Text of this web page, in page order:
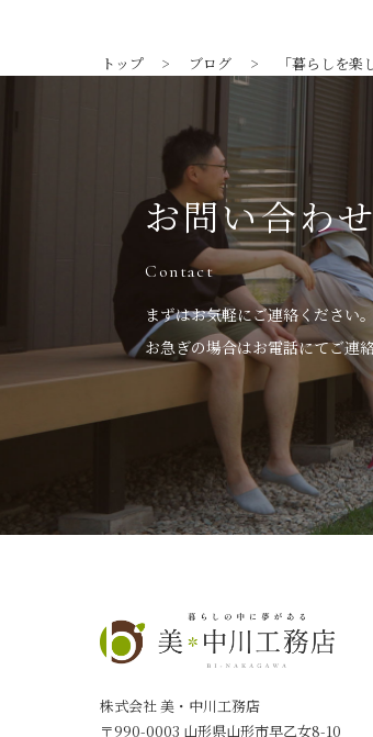
トップ ブログ 「暮らしを
お問い合わせ
Contact
まずはお気軽にご連絡ください。
お急ぎの場合はお電話にてご連絡
株式会社 美・中川工務店
〒990-0003 山形県山形市早乙女8-10